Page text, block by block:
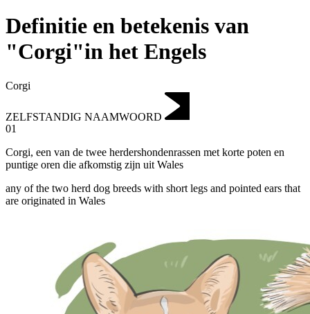
Definitie en betekenis van
"Corgi"in het Engels
Corgi
ZELFSTANDIG NAAMWOORD
01
Corgi, een van de twee herdershondenrassen met korte poten en
puntige oren die afkomstig zijn uit Wales
any of the two herd dog breeds with short legs and pointed ears that
are originated in Wales